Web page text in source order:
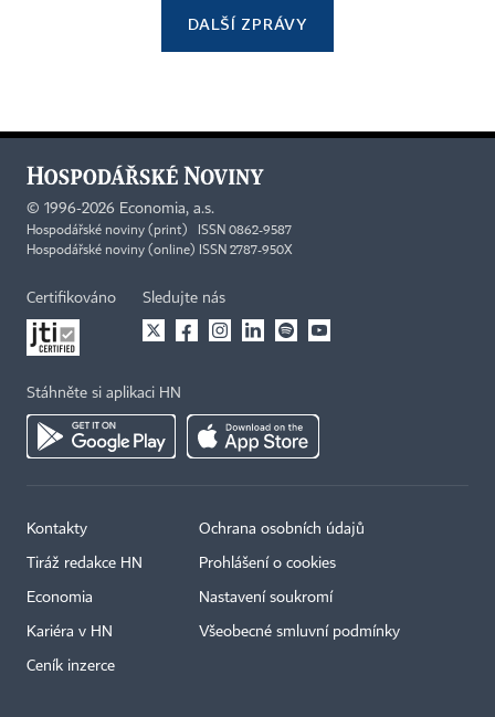
DALŠÍ ZPRÁVY
© 1996-2026 Economia, a.s.
Hospodářské noviny (print) ISSN 0862-9587
Hospodářské noviny (online) ISSN 2787-950X
Certifikováno Sledujte nás
Stáhněte si aplikaci HN
Kontakty
Tiráž redakce HN
Economia
Kariéra v HN
Ceník inzerce
Ochrana osobních údajů
Prohlášení o cookies
Nastavení soukromí
Všeobecné smluvní podmínky